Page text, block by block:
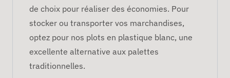
de choix pour réaliser des économies. Pour
stocker ou transporter vos marchandises,
optez pour nos plots en plastique blanc, une
excellente alternative aux palettes
traditionnelles.